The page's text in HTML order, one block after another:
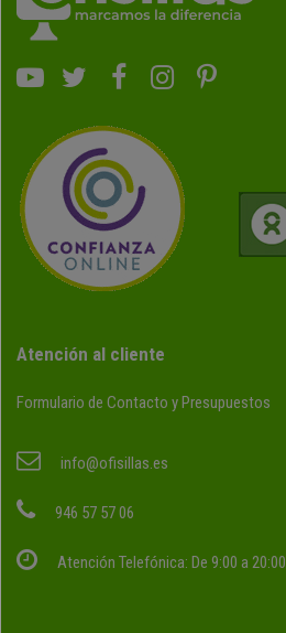
Atención al cliente
Formulario de Contacto y Presupuestos
info@ofisillas.es
946 57 57 06
Atención Telefónica: De 9:00 a 20:00